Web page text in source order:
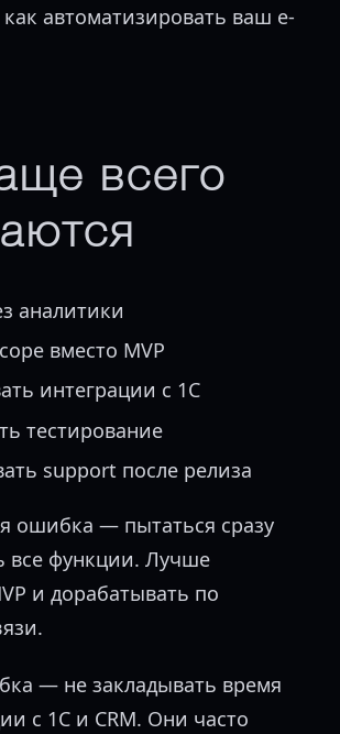
автоматизировать ваш e-
всего
аналитики
вместо MVP
интеграции с 1С
тестирование
support после релиза
ошибка — пытаться сразу
все функции. Лучше
и дорабатывать по
— не закладывать время
с 1С и CRM. Они часто